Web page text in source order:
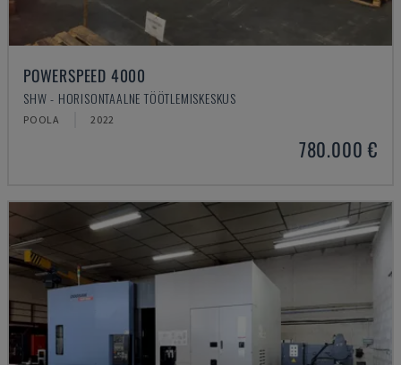
POWERSPEED 4000
SHW - HORISONTAALNE TÖÖTLEMISKESKUS
POOLA 2022
780.000 €